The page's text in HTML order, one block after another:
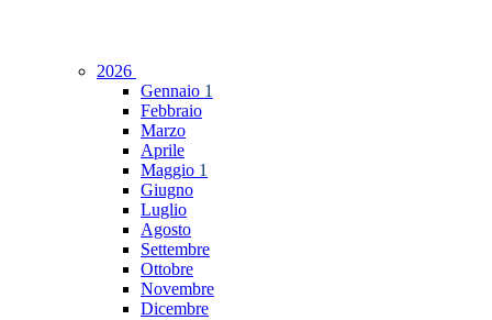
2026
Gennaio 1
Febbraio
Marzo
Aprile
Maggio 1
Giugno
Luglio
Agosto
Settembre
Ottobre
Novembre
Dicembre